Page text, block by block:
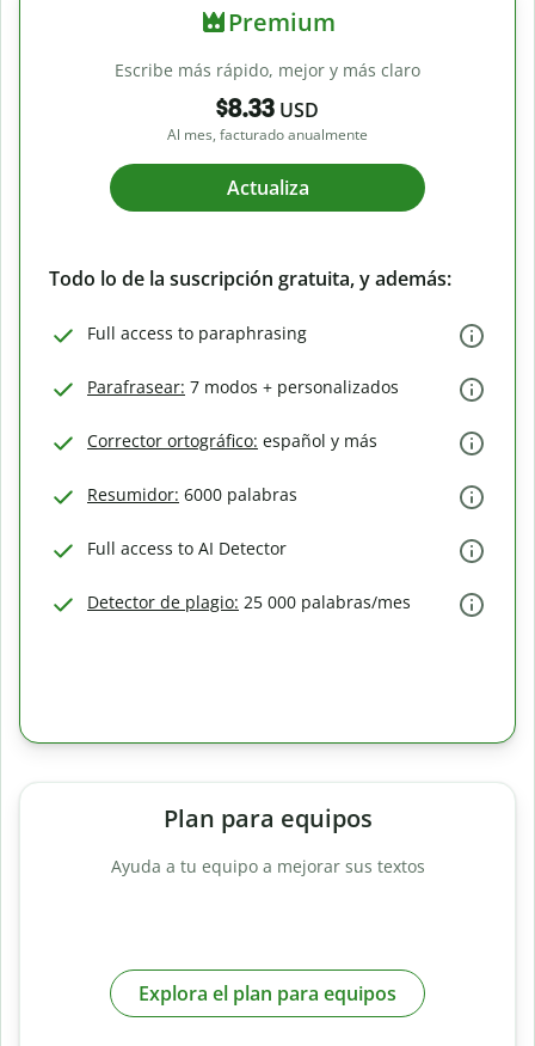
Premium
Escribe más rápido, mejor y más claro
$8.33 USD
Al mes, facturado anualmente
Actualiza
Todo lo de la suscripción gratuita, y además:
Full access to paraphrasing
Parafrasear: 7 modos + personalizados
Corrector ortográfico: español y más
Resumidor: 6000 palabras
Full access to AI Detector
Detector de plagio: 25 000 palabras/mes
Plan para equipos
Ayuda a tu equipo a mejorar sus textos
Explora el plan para equipos